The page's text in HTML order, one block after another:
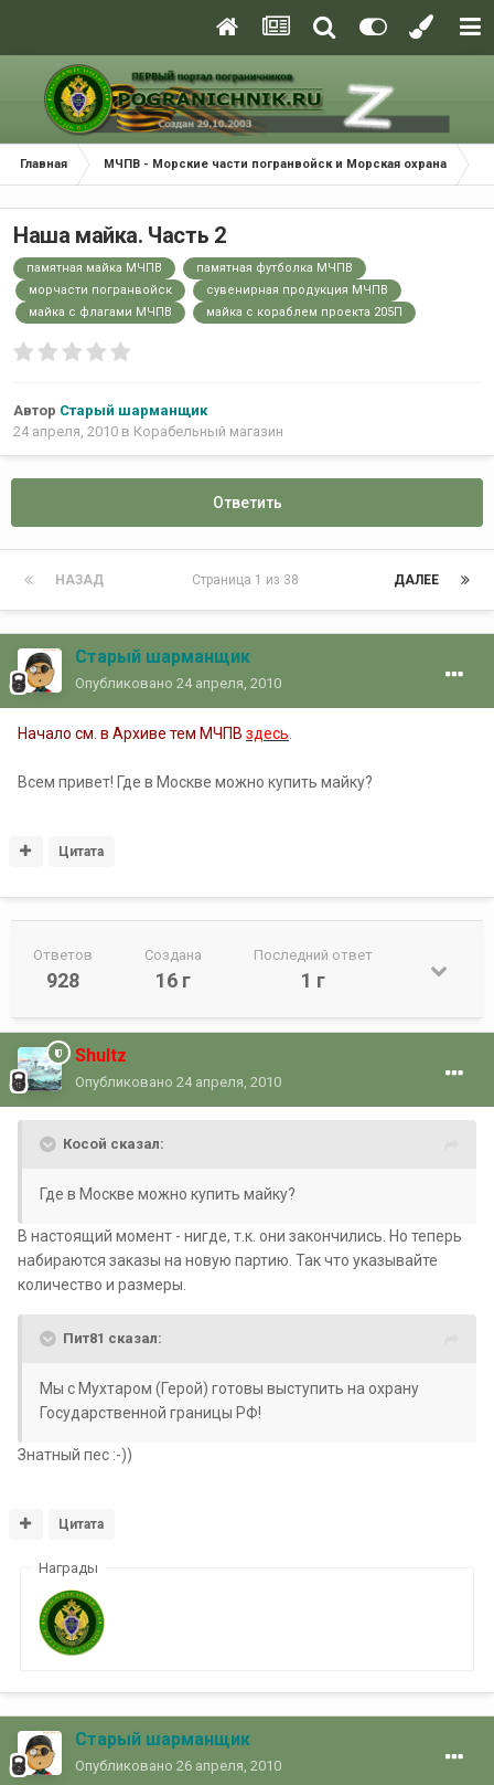
Главная МЧПВ - Морские части погранвойск и Морская охрана
Наша майка. Часть 2
памятная майка МЧПВ
памятная футболка МЧПВ
морчасти погранвойск
сувенирная продукция МЧПВ
майка с флагами МЧПВ
майка с кораблем проекта 205П
Автор Старый шарманщик
24 апреля, 2010 в Корабельный магазин
Ответить
НАЗАД ДАЛЕЕ
Страница 1 из 38
Старый шарманщик
Опубликовано 24 апреля, 2010
Начало см. в Архиве тем МЧПВ здесь.
Всем привет! Где в Москве можно купить майку?
Цитата
Ответов
928
Создана
16 г
Последний ответ
1 г
Shultz
Опубликовано 24 апреля, 2010
Косой сказал:
Где в Москве можно купить майку?
В настоящий момент - нигде, т.к. они закончились. Но теперь
набираются заказы на новую партию. Так что указывайте
количество и размеры.
Пит81 сказал:
Мы с Мухтаром (Герой) готовы выступить на охрану
Государственной границы РФ!
Знатный пес :-))
Цитата
Награды
Старый шарманщик
Опубликовано 26 апреля, 2010